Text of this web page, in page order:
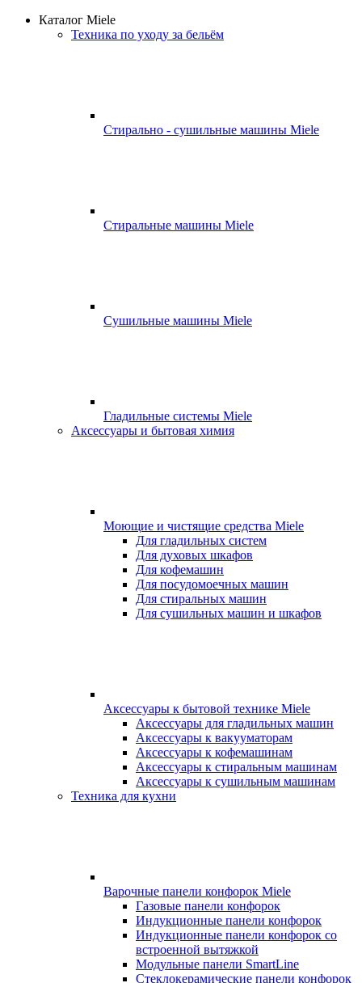
Каталог Miele
Техника по уходу за бельём
Стирально - сушильные машины Miele
Стиральные машины Miele
Сушильные машины Miele
Гладильные системы Miele
Аксессуары и бытовая химия
Моющие и чистящие средства Miele
Для гладильных систем
Для духовых шкафов
Для кофемашин
Для посудомоечных машин
Для стиральных машин
Для сушильных машин и шкафов
Аксессуары к бытовой технике Miele
Аксессуары для гладильных машин
Аксессуары к вакууматорам
Аксессуары к кофемашинам
Аксессуары к стиральным машинам
Аксессуары к сушильным машинам
Техника для кухни
Варочные панели конфорок Miele
Газовые панели конфорок
Индукционные панели конфорок
Индукционные панели конфорок со
встроенной вытяжкой
Модульные панели SmartLine
Стеклокерамические панели конфорок